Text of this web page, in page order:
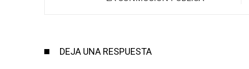
DEJA UNA RESPUESTA